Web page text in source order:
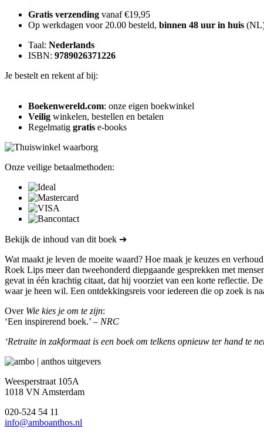
Gratis verzending vanaf €19,95
Op werkdagen voor 20.00 besteld, binnen 48 uur in huis
Taal: Nederlands
ISBN: 9789026371226
Je bestelt en rekent af bij:
Boekenwereld.com: onze eigen boekwinkel
Veilig winkelen, bestellen en betalen
Regelmatig gratis e-books
Onze veilige betaalmethoden:
Bekijk de inhoud van dit boek ➔
Wat maakt je leven de moeite waard? Hoe maak je keuzes en
Roek Lips meer dan tweehonderd diepgaande gesprekken met
gevat in één krachtig citaat, dat hij voorziet van een korte reflectie.
waar je heen wil. Een ontdekkingsreis voor iedereen die op zoek is
Over Wie kies je om te zijn:
‘Een inspirerend boek.’ – NRC
‘Retraite in zakformaat is een boek om telkens opnieuw ter hand te
Weesperstraat 105A
1018 VN Amsterdam
020-524 54 11
info@amboanthos.nl